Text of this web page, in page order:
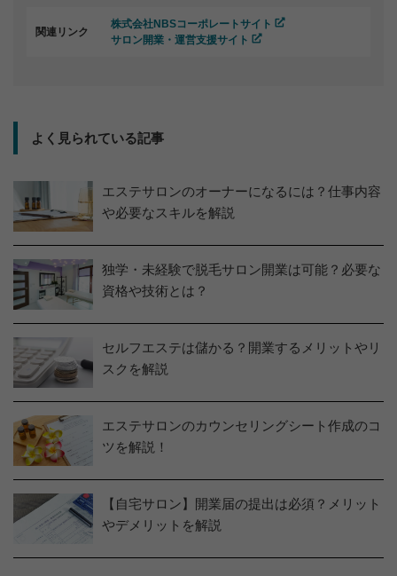
関連リンク
株式会社NBSコーポレートサイト
サロン開業・運営支援サイト
よく見られている記事
エステサロンのオーナーになるには？仕事内容
や必要なスキルを解説
独学・未経験で脱毛サロン開業は可能？必要な
資格や技術とは？
セルフエステは儲かる？開業するメリットやリ
スクを解説
エステサロンのカウンセリングシート作成のコ
ツを解説！
【自宅サロン】開業届の提出は必須？メリット
やデメリットを解説